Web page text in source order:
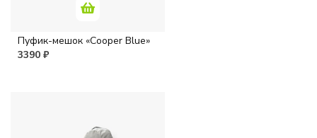
Пуфик-мешок «Cooper Blue»
3390 ₽